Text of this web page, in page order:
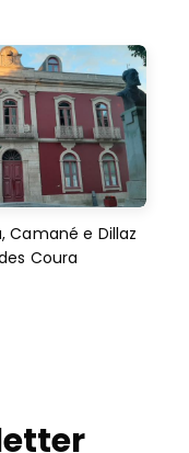
Camané e Dillaz
Coura